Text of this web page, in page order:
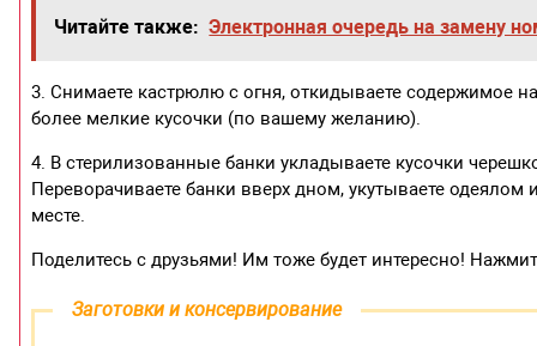
Читайте также: Электронная очередь на замену
3. Снимаете кастрюлю с огня, откидываете содержимое
более мелкие кусочки (по вашему желанию).
4. В стерилизованные банки укладываете кусочки
Переворачиваете банки вверх дном, укутываете
месте.
Поделитесь с друзьями! Им тоже будет интересно!
Заготовки и консервирование